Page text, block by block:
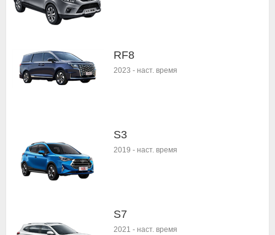
RF8
2023 - наст. время
S3
2019 - наст. время
S7
2021 - наст. время